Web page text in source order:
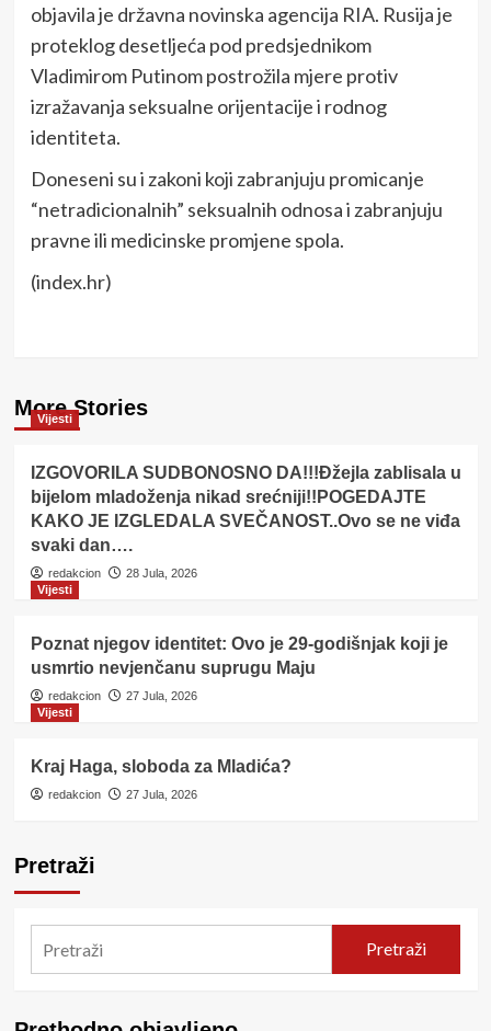
objavila je državna novinska agencija RIA. Rusija je
proteklog desetljeća pod predsjednikom
Vladimirom Putinom postrožila mjere protiv
izražavanja seksualne orijentacije i rodnog
identiteta.
Doneseni su i zakoni koji zabranjuju promicanje
“netradicionalnih” seksualnih odnosa i zabranjuju
pravne ili medicinske promjene spola.
(index.hr)
More Stories
Vijesti
IZGOVORILA SUDBONOSNO DA!!!Đžejla zablisala u
bijelom mladoženja nikad srećniji!!POGEDAJTE
KAKO JE IZGLEDALA SVEČANOST..Ovo se ne viđa
svaki dan….
redakcion
28 Jula, 2026
Vijesti
Poznat njegov identitet: Ovo je 29-godišnjak koji je
usmrtio nevjenčanu suprugu Maju
redakcion
27 Jula, 2026
Vijesti
Kraj Haga, sloboda za Mladića?
redakcion 27 Jula, 2026
Pretraži
Pretraži